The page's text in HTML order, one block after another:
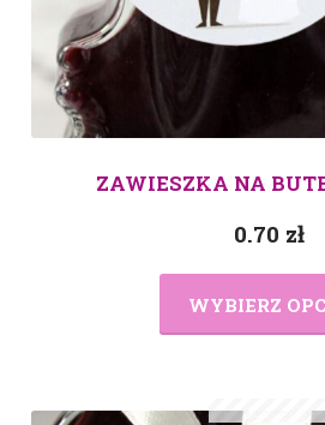
ZAWIESZKA NA
0.70 zł
WYBIERZ